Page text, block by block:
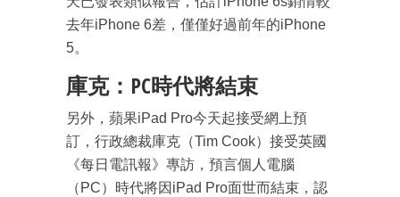
去年iPhone 6差，僅僅好過前年的iPhone
5。
庫克：PC時代將結束
另外，蘋果iPad Pro今天起接受網上預
訂，行政總裁庫克（Tim Cook）接受英國
《每日電訊報》專訪，預言個人電腦
（PC）時代將因iPad Pro面世而結束，認